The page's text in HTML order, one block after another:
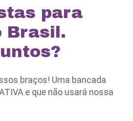
para
Brasil.
braços! Uma bancada
e que não usará nossa